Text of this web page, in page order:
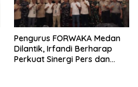
Pengurus FORWAKA Medan
Dilantik, Irfandi Berharap
Perkuat Sinergi Pers dan